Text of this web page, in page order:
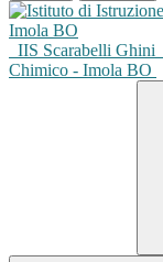
IIS Scarabelli Ghini
Chimico - Imola BO